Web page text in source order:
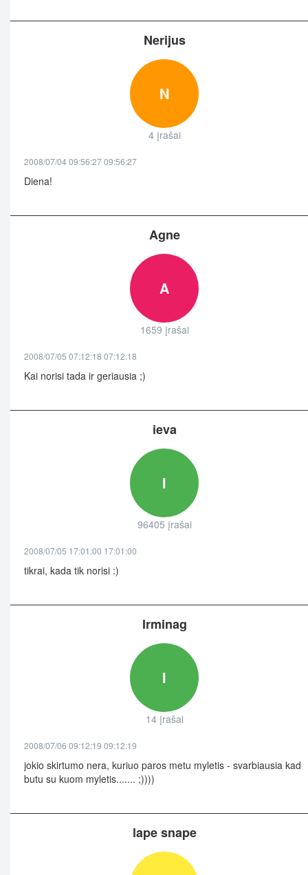
Nerijus
N
4 įrašai
2008/07/04 09:56:27 09:56:27
Diena!
Agne
A
1659 įrašai
2008/07/05 07:12:18 07:12:18
Kai norisi tada ir geriausia ;)
ieva
I
96405 įrašai
2008/07/05 17:01:00 17:01:00
tikrai, kada tik norisi :)
Irminag
I
14 įrašai
2008/07/06 09:12:19 09:12:19
jokio skirtumo nera, kuriuo paros metu myletis - svarbiausia kad
butu su kuom myletis....... ;))))
lape snape